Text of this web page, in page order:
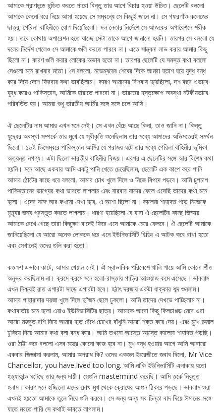
আমাকে প্রাণদন্ডে দন্ডিত করতে পারো বিন্তু তার আগে বিচার হওয়া উচিত। ছেলেটি বললো
আমাকে কেনো ধরে নিয়ে আসা হয়েছে সে সম্বন্ধে সে কিছুই জানে না। সে গফরগাঁও কলেজের
ছাত্র; গেরিলা বাহিনীতে যোগ দিয়েছিলো। দল নেতার নির্দেশে সে আজকের অপারেশনে শরীক
হয়। তবে কোথায় অপারেশন হতে যাচ্ছে সেটা তাকে আগে জানানো হয়নি। তারপর সে বললো যে
দলের নির্দেশ পেলেও সে আমাকে গুলি করতে পারবে না। এতে সান্ত্বনা লাভ করার আমার কিছু
ছিলো না। কারণ গুলি করার লোকের অভাব হতো না। তারপর ছেলেটি যে সমস্ত কথা বললো
সেগুলো মনে রাখবার মতো। সে বললো, নভেম্বরের শেষের দিকে আমরা হতাশ হয়ে যুদ্ধ বন্ধ
করে দিয়ে দেশে ফিরবার কথা ভাবছিলাম। কারণ আমাদের বিশ্বাস হয়েছিলো, দশ বছর এভাবে
যুদ্ধ করেও পাকিস্তান, আর্মিকে হারাতে পারবো না। ভারতের হস্তক্ষেপে অবস্থা নটকীয়ভাবে
পরিবর্তিত হয়। আমরা শুধু ভারতীয় আর্মির সঙ্গে সঙ্গে চলে আসি।
ঐ ছেলেটির নাম আমার এখন মনে নেই। সে এখন বেঁচে আছে কিনা, তাও জানি না। কিন্তু
যুদ্ধের অবস্থা সম্পর্কে তার মুখে যে স্বীকৃতি শুনেছিলাম তার মধ্যে আমাদের অভিমতেরই সমর্থন
ছিলো। ১৬ই ডিসেম্বরে পাকিস্তান আর্মির যে পরাজয় ঘটে তার মধ্যে গেরিলা বাহিনীর ভূমিকা
অত্যন্ত নগণ্য। এটা ছিলো ভারতীয় বাহিনীর বিজয়। এরপর এ ছেলেটির সঙ্গে আর বিশেষ কথা
হয়নি। মনে আছে একবার আমি একটু পানি খেতে চেয়েছিলাম, ছেলেটি এক কাপে করে পানি
আমার ঠোটের কাছে ধরে বললো, আমার চোখ খুলে দিলে ও নিজে বিপদে পড়বে। আমি চুপচাপ
পাকিস্তানের ভাগ্যের কথা ভাবতে লাগলাম এবং বারবার যাদের ফেলে এসেছি তাদের কথা মনে
হলো। এদের সঙ্গে আর কখনো দেখা হবে, এ আশা ছিলো না। কালেমা শাহাদত পড়ে নিজেকে
মৃত্যূর জন্য প্রস্তুত করতে লাগলাম। ধারণা হয়েছিলো যে যারা ঐ ছেলেটির কাছে জিম্মায়
আমাকে রেখে গেছে তারা কিছুক্ষণ বাদেই ফিরে এসে আমাকে মেরে ফেলবে। ঐ ছেলেটি আমাকে
জানিয়েছিলো যে আরো অনেক লোককে ধরে এনে ইউনিভার্সিটি বিল্ডিং এ আটক করে রাখা হতো
এবং সেখানেই ওদের গুলি করা হতো।
কতক্ষণ এভাবে কাটে, আমার খেয়াল নেই। ঐ স্বাভাবিক পরিবেশে খালি গায়ে আমি কোনো শীত
অনূভব করছিলাম না। ক্রমে ক্রমে মনে হলো-রাস্তায় গাড়ির আওয়াজ কমে এসেছে। ভাবলাম
এখন নিশ্চয়ই রাত এগারটা সাড়ে এগারটা হবে। হঠাৎ দরজায় একটা ধাক্কার শব্দ শুনলাম।
আমার পাহারাদার দরজা খুলে দিলে দু”জন ছেলে ঢুকলো। আমি তাদের দেখভে পাচ্ছিলাম না।
কথাবার্তায় মনে হলো এরাও ইউনিভার্সিটির ছাত্র। আমাকে আরো কিছু কিলচাপ্পড় মেরে ওরা
আরো মজবুত রশি দিয়ে আমার হাত বেঁধে চোখের বাঁধুনি আরো শক্ত করে দেয়। এবং মুখে রুমাল
ঢুকিয়ে দিয়ে আমার কথা বলা বন্ধ করে। আমি তখনো আস্তে আস্তে কালেমা শাহাদত পড়ছি।
ওরা ঠাট্টা করে বললো এসব মন্ত্রে কোনো কাজ হবে না। মুখ বন্ধ হওয়ার আগে আমি আবারো
একবার জিজ্ঞাসা করলাম, আমার অপরাধ কি? ওদের একজন ইংরেজীতে জবাব দিলো, Mr Vice
Chancellor, you have lived too long. আমি নাকি ইউনিভার্সিটি এলাকায় যতো
হত্যাকান্ড ঘটেছে তার জন্য দায়ী। সেগুলি mastermind করেছি। আমি তর্কে নিবৃত্ত
হলাম। কারণ মনে হচ্ছিলো এদের চোখ মুখ থেকে ক্রোধের আগুন ঠিকরে পড়ছে। ভাবলাম ওরা
এখনই হয়তো আমাকে তুলে নিয়ে গুলি করবে। সে জন্য অন্য সব চিন্তা বাদ দিয়ে ঈমানের সঙ্গে
যাতে মরতে পারি সে কথাই ভাবতে লাগলাম।